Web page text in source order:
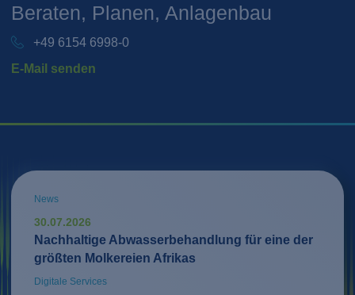
Beraten, Planen, Anlagenbau
+49 6154 6998-0
E-Mail senden
News
30.07.2026
Nachhaltige Abwasserbehandlung für eine der
größten Molkereien Afrikas
Digitale Services